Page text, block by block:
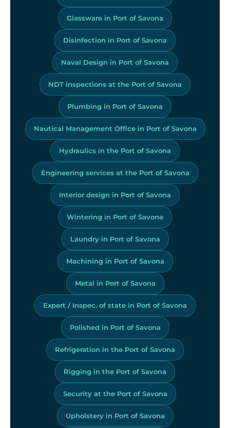
Glassware in Port of Savona
Disinfection in Port of Savona
Naval Design in Port of Savona
NDT inspections at the Port of Savona
Plumbing in Port of Savona
Nautical Management Office in Port of Savona
Hydraulics in the Port of Savona
Engineering services at the Port of Savona
Interior design in Port of Savona
Wintering in Port of Savona
Laundry in Port of Savona
Machining in Port of Savona
Metal in Port of Savona
Expert / Inspec. of state in Port of Savona
Polished in Port of Savona
Refrigeration in the Port of Savona
Rigging in the Port of Savona
Security at the Port of Savona
Upholstery in Port of Savona